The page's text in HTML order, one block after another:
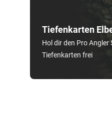
Tiefenkarten
Hol dir den Pro
Tiefenkarten frei